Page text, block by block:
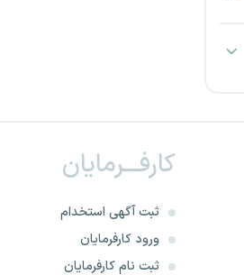
کارفـــرمایان
ثبت آگهی استخدام
ورود کارفرمایان
ثبت نام کارفرمایان